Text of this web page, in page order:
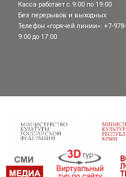
Касса работает с 9:00 по 19:00
Без перерывов и выходных
Телефон «горячей линии»: +7-
9:00 до 17:00